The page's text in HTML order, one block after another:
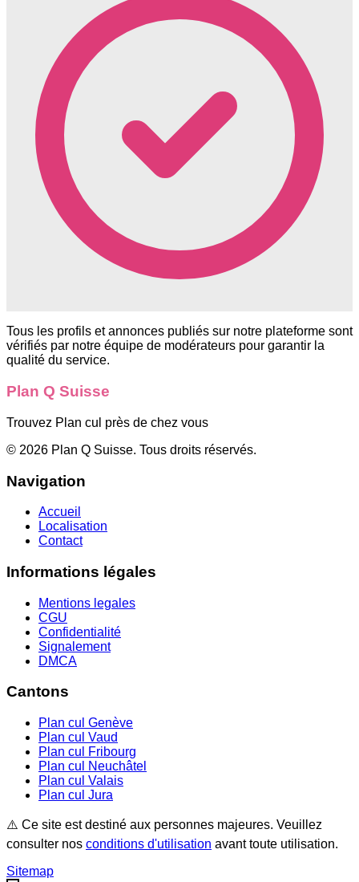
Tous les profils et annonces publiés sur notre plateforme sont
vérifiés par notre équipe de modérateurs pour garantir la
qualité du service.
Plan Q Suisse
Trouvez Plan cul près de chez vous
© 2026 Plan Q Suisse. Tous droits réservés.
Navigation
Accueil
Localisation
Contact
Informations légales
Mentions legales
CGU
Confidentialité
Signalement
DMCA
Cantons
Plan cul Genève
Plan cul Vaud
Plan cul
Fribourg
Plan cul
Neuchâtel
Plan cul Valais
Plan cul Jura
⚠️ Ce site est destiné aux personnes majeures. Veuillez
consulter nos conditions d'utilisation avant toute utilisation.
Sitemap